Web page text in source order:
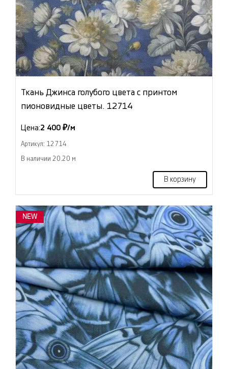
Ткань Джинса голубого цвета с принтом
пионовидные цветы. 12714
Цена:2 400 ₽/м
Артикул: 12714
В наличии 20.20 м
В корзину
NEW